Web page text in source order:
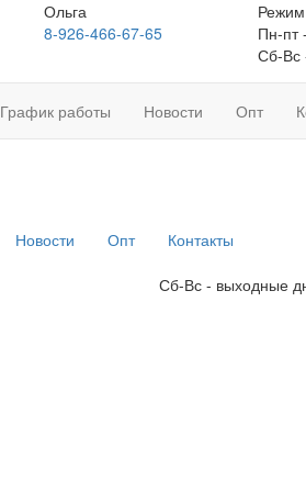
Ольга
8-926-466-67-65
Пн-пт
Сб-Вс
График работы Новости Опт
Новости Опт Контакты
Сб-Вс - выходные